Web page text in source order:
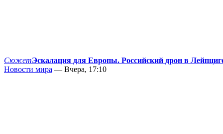
СюжетЭскалация для Европы. Российский дрон в
Новости мира — Вчера, 17:10